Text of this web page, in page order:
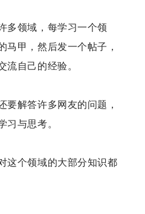
多领域，每学习一个领
马甲，然后发一个帖子，
自己的经验。
要解答许多网友的问题，
与思考。
这个领域的大部分知识都